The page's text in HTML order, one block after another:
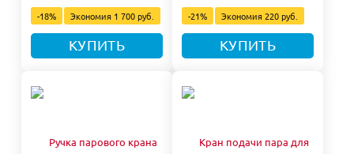
-18% Экономия 1 700 руб.
КУПИТЬ
-21% Экономия220 руб.
КУПИТЬ